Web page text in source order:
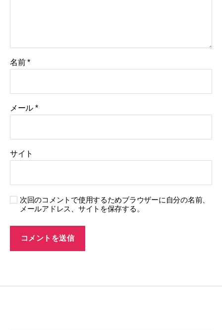
名前*
メール *
サイト
次回のコメントで使用するためブラウザーに自分の名前、
メールアドレス、サイトを保存する。